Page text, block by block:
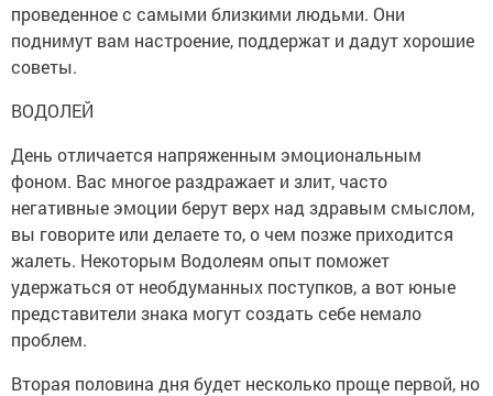
проведенное с самыми близкими людьми. Они
поднимут вам настроение, поддержат и дадут хорошие
советы.
ВОДОЛЕЙ
День отличается напряженным эмоциональным
фоном. Вас многое раздражает и злит, часто
негативные эмоции берут верх над здравым смыслом,
вы говорите или делаете то, о чем позже приходится
жалеть. Некоторым Водолеям опыт поможет
удержаться от необдуманных поступков, а вот юные
представители знака могут создать себе немало
проблем.
Вторая половина дня будет несколько проще первой, но